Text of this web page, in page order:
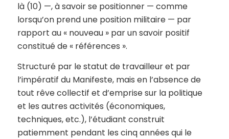
là (10) —, à savoir se positionner — comme
lorsqu’on prend une position militaire — par
rapport au « nouveau » par un savoir positif
constitué de « références ».
Structuré par le statut de travailleur et par
l’impératif du Manifeste, mais en l’absence de
tout rêve collectif et d’emprise sur la politique
et les autres activités (économiques,
techniques, etc.), l’étudiant construit
patiemment pendant les cinq années qui le